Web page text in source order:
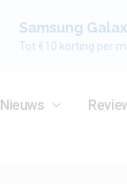
Samsung
Tot €10 korting per
Nieuws